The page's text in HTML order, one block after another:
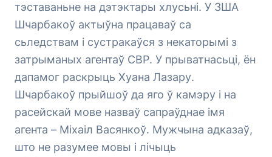
тэставаньне на дэтэктары хлусьні. У ЗША
Шчарбакоў актыўна працаваў са
сьледствам і сустракаўся з некаторымі з
затрыманых агентаў СВР. У прыватнасьці, ён
дапамог раскрыць Хуана Лазару.
Шчарбакоў прыйшоў да яго ў камэру і на
расейскай мове назваў сапраўднае імя
агента – Міхаіл Васянкоў. Мужчына адказаў,
што не разумее мовы і лічыць